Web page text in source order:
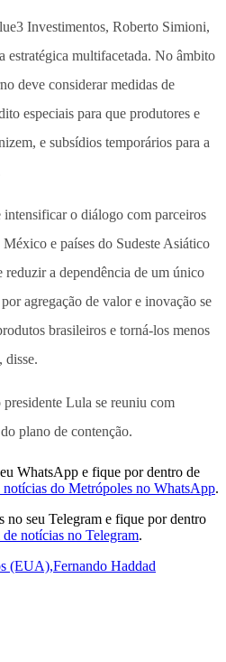
Investimentos, Roberto Simioni,
estratégica multifacetada. No âmbito
deve considerar medidas de
especiais para que produtores e
e subsídios temporários para a
o diálogo com parceiros
e países do Sudeste Asiático
reduzir a dependência de um único
agregação de valor e inovação se
brasileiros e torná-los menos
disse.
Lula se reuniu com
plano de contenção.
WhatsApp e fique por dentro de
notícias do Metrópoles no WhatsApp.
no seu Telegram e fique por dentro
de notícias no Telegram.
(EUA),Fernando Haddad